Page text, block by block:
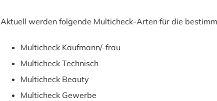
Aktuell werden folgende Multicheck-Arten für die
Multicheck Kaufmann/-frau
Multicheck Technisch
Multicheck Beauty
Multicheck Gewerbe